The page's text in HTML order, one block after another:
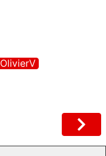
OlivierV